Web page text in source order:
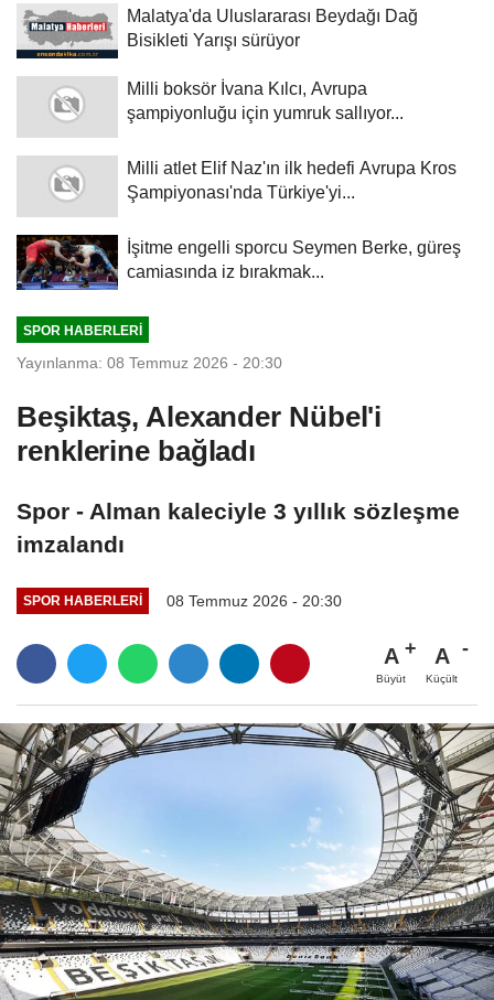
Malatya'da Uluslararası Beydağı Dağ
Bisikleti Yarışı sürüyor
Milli boksör İvana Kılcı, Avrupa
şampiyonluğu için yumruk sallıyor...
Milli atlet Elif Naz'ın ilk hedefi Avrupa Kros
Şampiyonası'nda Türkiye'yi...
İşitme engelli sporcu Seymen Berke, güreş
camiasında iz bırakmak...
SPOR HABERLERI
Yayınlanma: 08 Temmuz 2026 - 20:30
Beşiktaş, Alexander Nübel'i
renklerine bağladı
Spor - Alman kaleciyle 3 yıllık sözleşme
imzalandı
SPOR HABERLERI 08 Temmuz 2026 - 20:30
A
Büyüt
A
Küçült